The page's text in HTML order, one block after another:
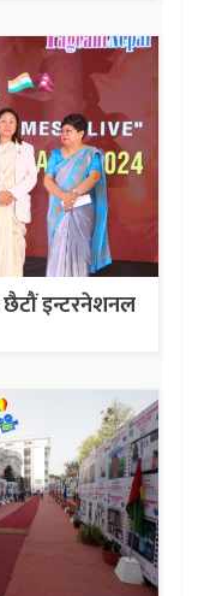
छैटौं इन्टरनेशनल